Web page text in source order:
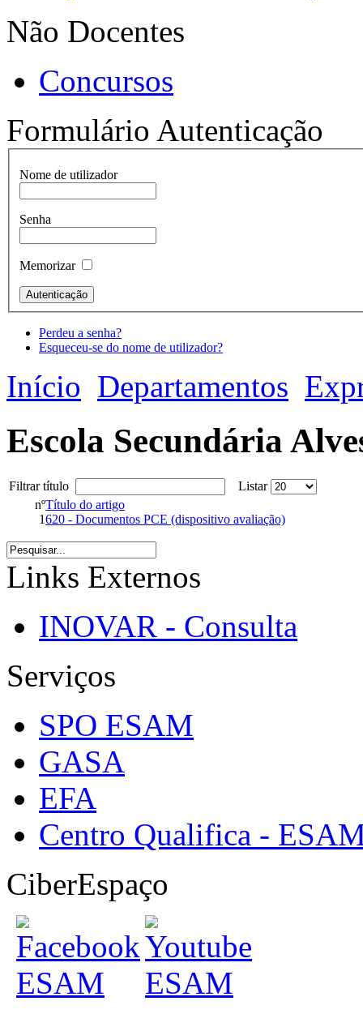
Não Docentes
Concursos
Formulário Autenticação
Nome de utilizador
Senha
Memorizar
Perdeu a senha?
Esqueceu-se do nome de utilizador?
Início Departamentos
Escola Secundária
Filtrar título
Listar
nºTítulo do artigo
1620 - Documentos PCE (dispositivo avaliação)
Links Externos
INOVAR - Consulta
Serviços
SPO ESAM
GASA
EFA
Centro Qualifica -
CiberEspaço